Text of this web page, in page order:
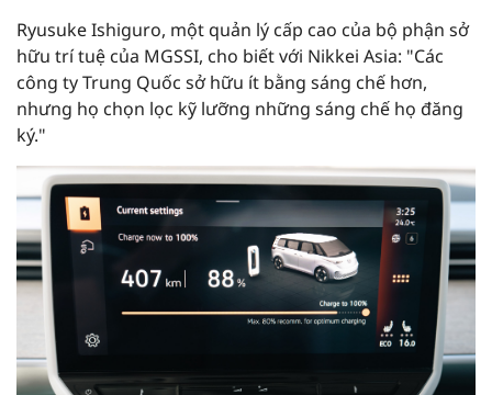
Ryusuke Ishiguro, một quản lý cấp cao của bộ phận sở
hữu trí tuệ của MGSSI, cho biết với Nikkei Asia: "Các
công ty Trung Quốc sở hữu ít bằng sáng chế hơn,
nhưng họ chọn lọc kỹ lưỡng những sáng chế họ đăng
ký."